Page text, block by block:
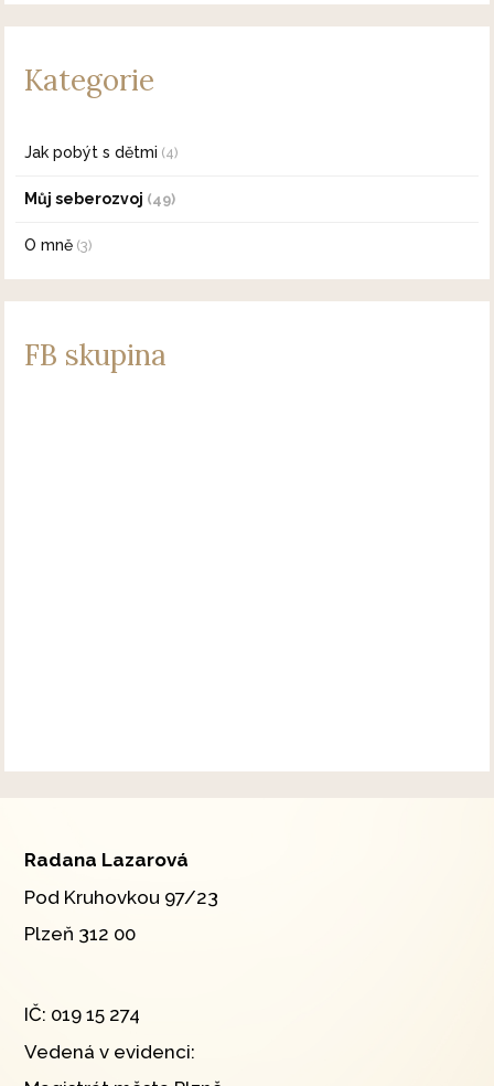
Kategorie
Jak pobýt s dětmi (4)
Můj seberozvoj (49)
O mně (3)
FB skupina
Radana Lazarová
Pod Kruhovkou 97/23
Plzeň 312 00
IČ: 019 15 274
Vedená v evidenci: